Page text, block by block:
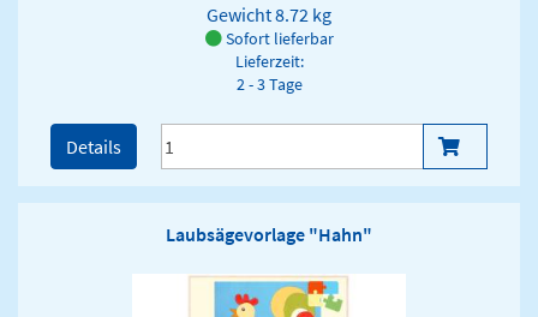
Gewicht8.72 kg
Sofort lieferbar
Lieferzeit:
2 - 3 Tage
Details
Laubsägevorlage "Hahn"